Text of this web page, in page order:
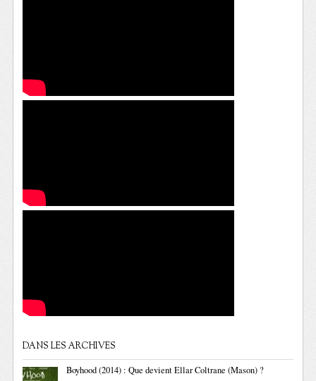
DANS LES ARCHIVES
Boyhood (2014) : Que devient Ellar Coltrane (Mason) ?